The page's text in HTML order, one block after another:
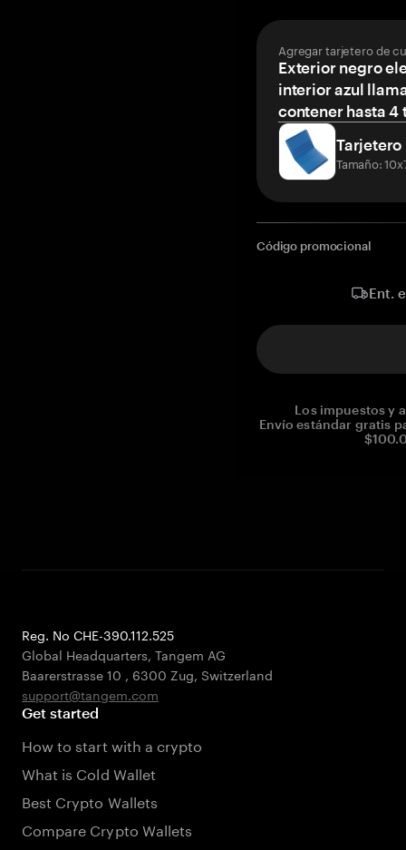
Agregar tarjetero de
Exterior negro
interior azul
contener hasta 4
Tarjetero
Tamaño:
Código promocional
Ent.
Los impuestos y
Envío estándar gratis
Reg. No CHE-390.112.525
Global Headquarters, Tangem AG
Baarerstrasse 10 , 6300 Zug, Switzerland
support@tangem.com
Get started
How to start with a crypto
What is Cold Wallet
Best Crypto Wallets
Compare Crypto Wallets